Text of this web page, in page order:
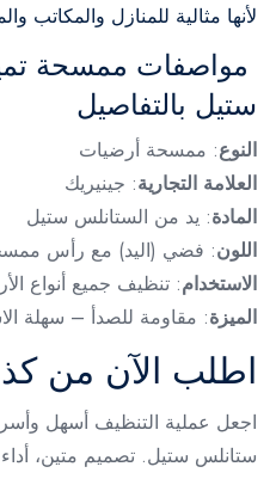
لأنها مثالية للمنازل والمكاتب
مواصفات ممسحة
ستيل بالتفاصيل
النوع: ممسحة أرضيات
العلامة التجارية: جينيريك
المادة: يد من الستانلس ستيل
اللون: فضي (اليد) مع رأس
الاستخدام: تنظيف جميع أنواع
الميزة: مقاومة للصدأ – سهلة
اطلب الآن من
اجعل عملية التنظيف أسهل
ستانلس ستيل. تصميم متين،